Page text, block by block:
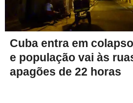
Cuba entra em
e população vai às
apagões de 22 horas